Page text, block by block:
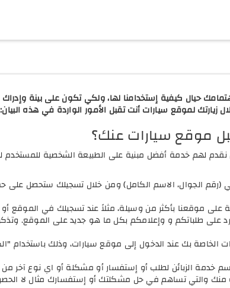
حيال كيفية إستخدامنا لها، ولكي تكون على بينة
لموقع سيارات أنت تقبل الأمور الواردة في هذه البيان:
موقع سيارات عنك؟
لهم خدمة أفضل مبنية على الطبيعة الشخصية
(رقم الجوال، الاسم الكامل) ومن خلال تسجيلك ستحصل
على موقعنا بأكثر من وسيلة، مثلاً عند تسجيلك في الموقع أو
على طلباتكم و وإعلامكم بكل ما هو جديد على الموقع.
الخاصة بك عند الدخول إلى موقع سيارات، وذلك باستخدام
الزبائن لطلب أو إستفسار أو مشكلة أو اي نوع آخر من
والتي تساهم في حل مشكلتك أو إستفسارك مثال لا الحصر: